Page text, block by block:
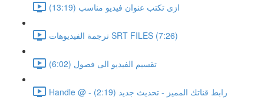
ازى تكتب عنوان فيديو مناسب (13:19)
ترجمة الفيديوهات SRT FILES (7:26)
تقسيم الفيديو الى فصول (6:02)
Handle @ - رابط قناتك المميز - تحديث جديد (2:19)